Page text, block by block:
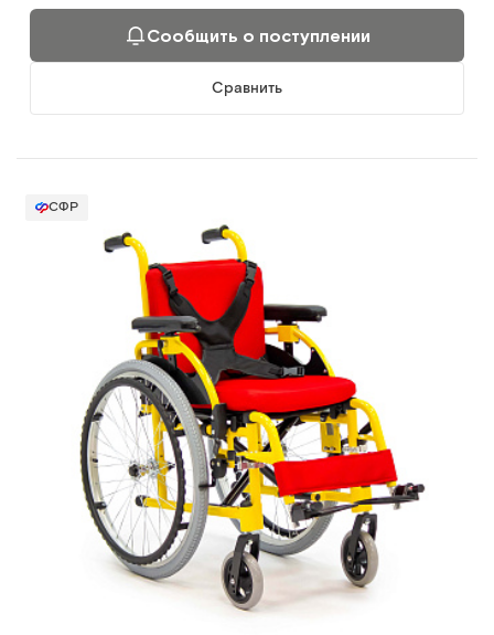
Сообщить о поступлении
Сравнить
СФР